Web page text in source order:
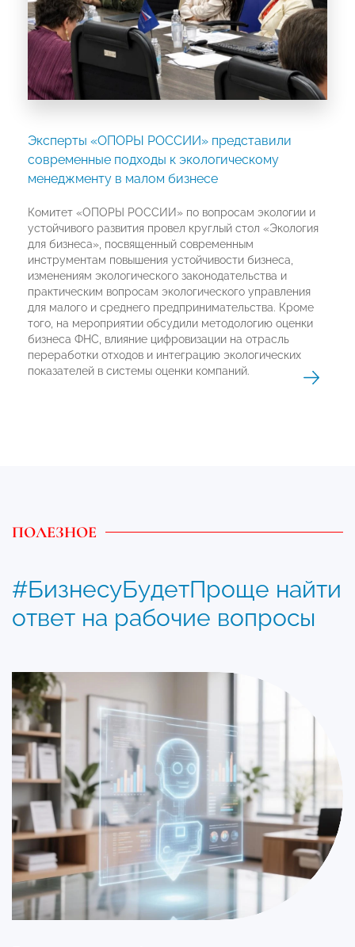
Эксперты «ОПОРЫ РОССИИ» представили
современные подходы к экологическому
менеджменту в малом бизнесе
Комитет «ОПОРЫ РОССИИ» по вопросам экологии и
устойчивого развития провел круглый стол «Экология
для бизнеса», посвященный современным
инструментам повышения устойчивости бизнеса,
изменениям экологического законодательства и
практическим вопросам экологического управления
для малого и среднего предпринимательства. Кроме
того, на мероприятии обсудили методологию оценки
бизнеса ФНС, влияние цифровизации на отрасль
переработки отходов и интеграцию экологических
показателей в системы оценки компаний.
ПОЛЕЗНОЕ
#БизнесуБудетПроще найти
ответ на рабочие вопросы